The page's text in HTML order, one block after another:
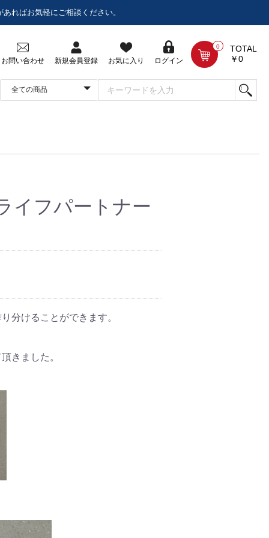
ればお気軽にご相談ください。
お問い合わせ 新規会員登録 お気に入り ログイン
0
TOTAL
￥0
イフパートナー
分けることができます。
きました。